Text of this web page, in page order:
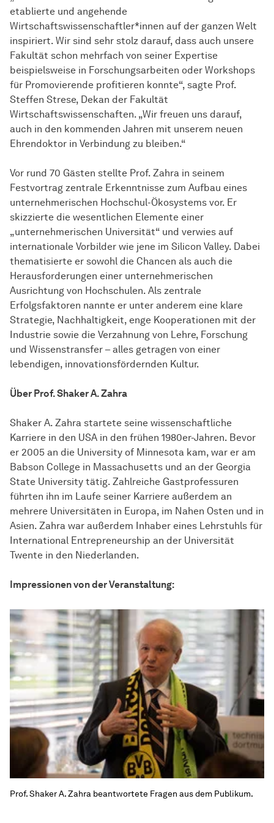
etablierte und angehende
Wirtschaftswissenschaftler*innen auf der ganzen Welt
inspiriert. Wir sind sehr stolz darauf, dass auch unsere
Fakultät schon mehrfach von seiner Expertise
beispielsweise in Forschungsarbeiten oder Workshops
für Promovierende profitieren konnte“, sagte Prof.
Steffen Strese, Dekan der Fakultät
Wirtschaftswissenschaften. „Wir freuen uns darauf,
auch in den kommenden Jahren mit unserem neuen
Ehrendoktor in Verbindung zu bleiben.“
Vor rund 70 Gästen stellte Prof. Zahra in seinem
Festvortrag zentrale Erkenntnisse zum Aufbau eines
unternehmerischen Hochschul-Ökosystems vor. Er
skizzierte die wesentlichen Elemente einer
„unternehmerischen Universität“ und verwies auf
internationale Vorbilder wie jene im Silicon Valley. Dabei
thematisierte er sowohl die Chancen als auch die
Herausforderungen einer unternehmerischen
Ausrichtung von Hochschulen. Als zentrale
Erfolgsfaktoren nannte er unter anderem eine klare
Strategie, Nachhaltigkeit, enge Kooperationen mit der
Industrie sowie die Verzahnung von Lehre, Forschung
und Wissenstransfer – alles getragen von einer
lebendigen, innovationsfördernden Kultur.
Über Prof. Shaker A. Zahra
Shaker A. Zahra startete seine wissenschaftliche
Karriere in den USA in den frühen 1980er-Jahren. Bevor
er 2005 an die University of Minnesota kam, war er am
Babson College in Massachusetts und an der Georgia
State University tätig. Zahlreiche Gastprofessuren
führten ihn im Laufe seiner Karriere außerdem an
mehrere Universitäten in Europa, im Nahen Osten und in
Asien. Zahra war außerdem Inhaber eines Lehrstuhls für
International Entrepreneurship an der Universität
Twente in den Niederlanden.
Impressionen von der Veranstaltung:
Prof. Shaker A. Zahra beantwortete Fragen aus dem Publikum.